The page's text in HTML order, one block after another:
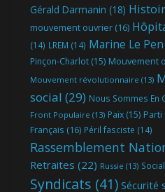
Gérald Darmanin (18)
mouvement ouvrier (16)
(14) LREM (14) Marine Le Pen
Pinçon-Charlot (15) Mouvement
Mouvement révolutionnaire (13)
social (29) Nous Sommes En
Front Populaire (13) Paix (15)
Français (16) Péril fasciste (14)
Rassemblement
Retraites (22) Russie (13)
Syndicats (41) Sécurité